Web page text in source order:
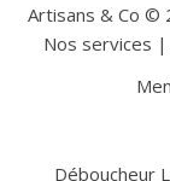
Artisans & Co ©
Nos services |
Déboucheur